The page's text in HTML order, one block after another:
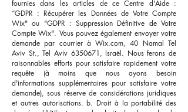
fournies dans les articles de ce Centre d'Aide :
“GDPR : Récupérer les Données de Votre Compte
Wix" ou "GDPR : Suppression Définitive de Votre
Compte Wix". Vous pouvez également envoyer votre
demande par courrier à Wix.com, 40 Namal Tel
Aviv St., Tel Aviv 6350671, Israël. Nous ferons de
raisonnables efforts pour satisfaire rapidement votre
requête (à moins que nous ayons besoin
d'informations supplémentaires pour satisfaire votre
demande), sous réserve de considérations juridiques
et autres autorisations. b. Droit à la portabilité des